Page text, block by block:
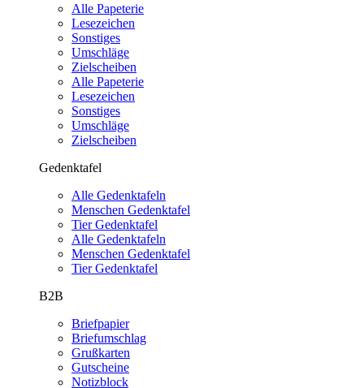
Alle Papeterie
Lesezeichen
Sonstiges
Umschläge
Zielscheiben
Alle Papeterie
Lesezeichen
Sonstiges
Umschläge
Zielscheiben
Gedenktafel
Alle Gedenktafeln
Menschen Gedenktafel
Tier Gedenktafel
Alle Gedenktafeln
Menschen Gedenktafel
Tier Gedenktafel
B2B
Briefpapier
Briefumschlag
Grußkarten
Gutscheine
Notizblock